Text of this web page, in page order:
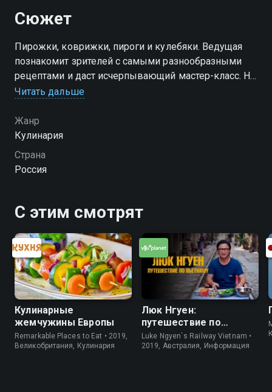
Сюжет
Пирожки, коврижки, пироги и кулебяки. Ведущая
познакомит зрителей с самыми разнообразными
рецептами и даст исчерпывающий мастер-класс. Не
пропустите!
Посмотреть онлайн 1 сезон сериала С пылу с жару
вы можете совершенно бесплатно в хорошем HD
качестве на Смотрёшке
Читать дальше
Жанр
Кулинария
Страна
Россия
С этим смотрят
Кулинарные
жемчужины Европы
Remarkable Places to Eat • 2019,
Великобритания, Кулинария
Люк Нгуен:
путешествие по
Вьетнаму
Luke Ngyen`s Railway Vietnam •
2019, Австралия, Информация